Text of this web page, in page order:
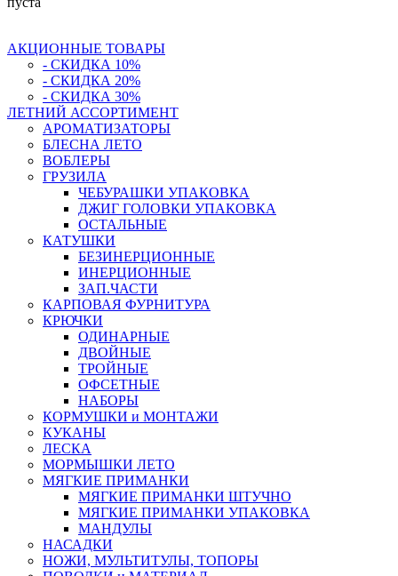
АКЦИОННЫЕ ТОВАРЫ
- СКИДКА 10%
- СКИДКА 20%
- СКИДКА 30%
ЛЕТНИЙ АССОРТИМЕНТ
АРОМАТИЗАТОРЫ
БЛЕСНА ЛЕТО
ВОБЛЕРЫ
ГРУЗИЛА
ЧЕБУРАШКИ УПАКОВКА
ДЖИГ ГОЛОВКИ УПАКОВКА
ОСТАЛЬНЫЕ
КАТУШКИ
БЕЗИНЕРЦИОННЫЕ
ИНЕРЦИОННЫЕ
ЗАП.ЧАСТИ
КАРПОВАЯ ФУРНИТУРА
КРЮЧКИ
ОДИНАРНЫЕ
ДВОЙНЫЕ
ТРОЙНЫЕ
ОФСЕТНЫЕ
НАБОРЫ
КОРМУШКИ и МОНТАЖИ
КУКАНЫ
ЛЕСКА
МОРМЫШКИ ЛЕТО
МЯГКИЕ ПРИМАНКИ
МЯГКИЕ ПРИМАНКИ ШТУЧНО
МЯГКИЕ ПРИМАНКИ УПАКОВКА
МАНДУЛЫ
НАСАДКИ
НОЖИ, МУЛЬТИТУЛЫ, ТОПОРЫ